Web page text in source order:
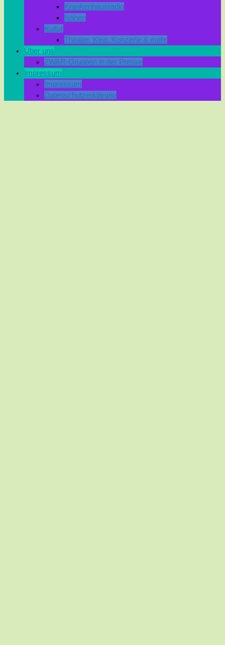
Krankenhausradio
Nähen
Kultur
Theater, Kino, Konzerte & mehr
Über uns
ZWAR-Gruppen in der Presse
Impressum
Impressum
Datenschutzerklärung